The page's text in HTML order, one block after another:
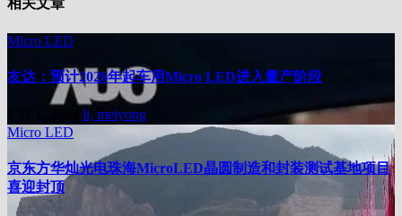
相关文章
Micro LED
友达：预计2026年起车用Micro LED进入量产阶段
li, meiyong
Micro LED
京东方华灿光电珠海MicroLED晶圆制造和封装测试基地项目
喜迎封顶